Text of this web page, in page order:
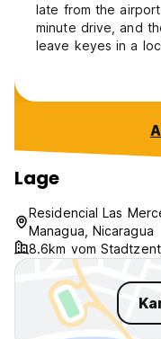
late from the
minute drive, and
leave keyes in a
Everything went
room was very
equipped. The
Lage
Residencial Las
Managua, Nicaragua
8.6km vom